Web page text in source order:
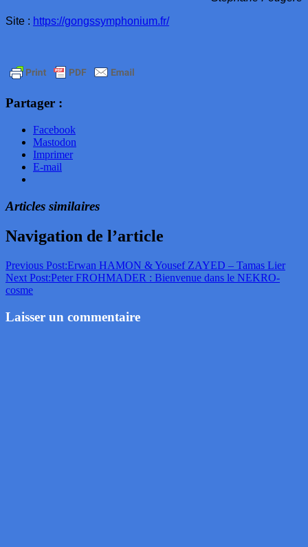
Site : https://gongssymphonium.fr/
Partager :
Facebook
Mastodon
Imprimer
E-mail
Articles similaires
Navigation de l’article
Previous Post:Erwan HAMON & Yousef ZAYED – Tamas Lier
Next Post:Peter FROHMADER : Bienvenue dans le NEKRO-
cosme
Laisser un commentaire